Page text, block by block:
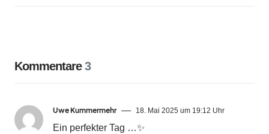
Kommentare3
Uwe Kummermehr 18. Mai 2025 um 19:12 Uhr
Ein perfekter Tag …✨